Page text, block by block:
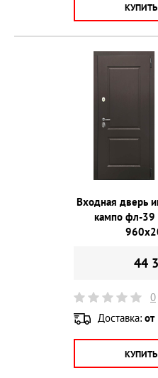
КУПИТЬ
Входная дверь
кампо фл-39
44
0
Доставка: от
КУПИТЬ